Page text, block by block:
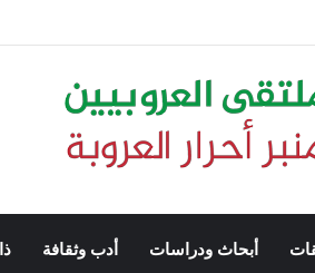
أبحاث ودراسات أدب وثقافة